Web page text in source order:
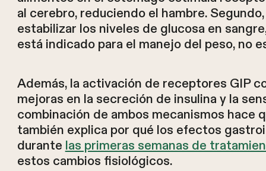
al cerebro, reduciendo el hambre.
estabilizar los niveles de glucosa en
está indicado para el manejo del peso, no
Además, la activación de receptores GIP
mejoras en la secreción de insulina y la
combinación de ambos mecanismos
también explica por qué los efectos
durante las primeras semanas de
estos cambios fisiológicos.